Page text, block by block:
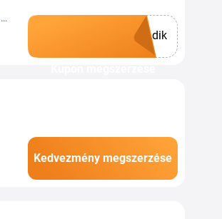
dik
Kedvezmény megszerzése